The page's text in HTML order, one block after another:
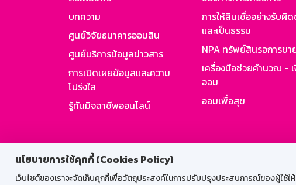
นโยบายการใช้คุกกี้ (Cookies Policy)
เว็บไซต์ของเราจะจัดเก็บคุกกี้เพื่อวัตถุประสงค์ในการปรับปรุงประสบการณ์ของผู้ใช้
บทความ
ศูนย์วิจัยธนาคารออมสิน
ศูนย์บริการข้อมูลข่าวสาร
การเปิดเผยข้อมูลและความ
โปร่งใส
รู้ทันมิจฉาชีพออนไลน์
การให้สินเชื่ออย่างรับผิ
และเป็นธรรม
NPA ทรัพย์สินรอการขา
เครื่องมือช่วยคำนวณ -
ออม
ออมเพื่อสุข